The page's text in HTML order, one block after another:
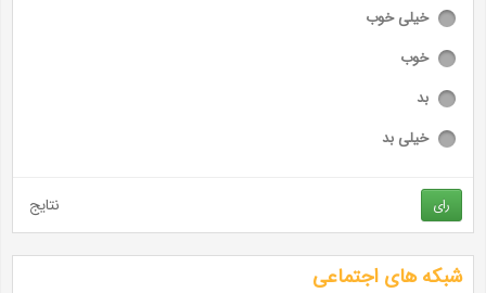
خیلی خوب
خوب
بد
خیلی بد
رای نتایج
شبکه های اجتماعی